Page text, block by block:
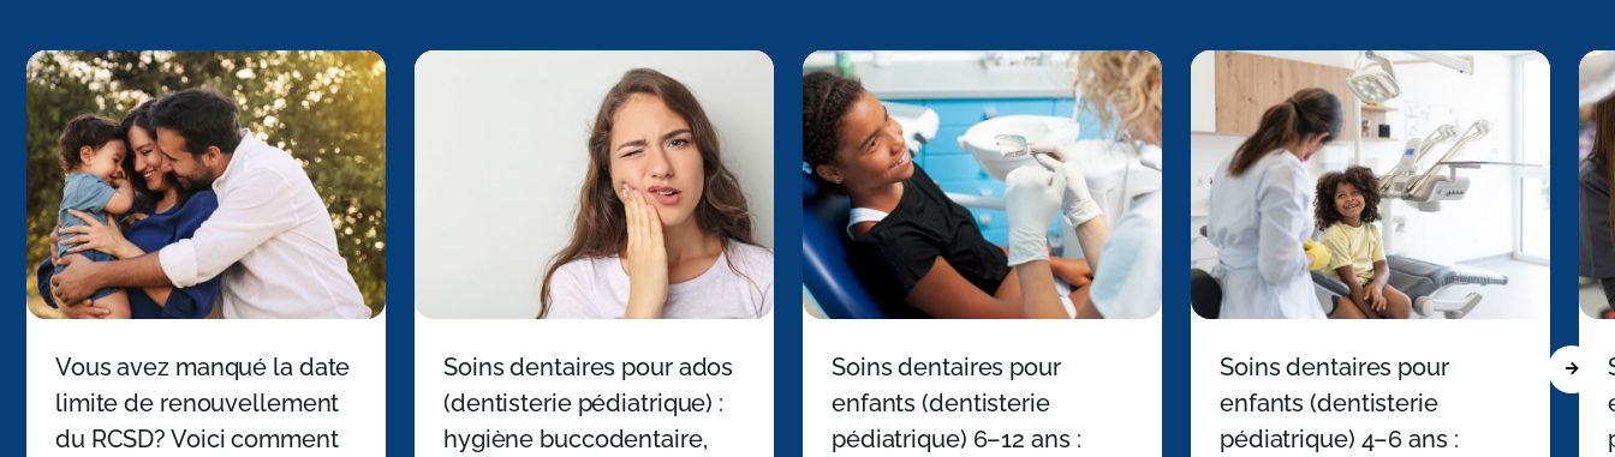
Next
Vous avez manqué la date
limite de renouvellement
du RCSD? Voici comment
Soins dentaires pour ados
(dentisterie pédiatrique) :
hygiène buccodentaire,
Soins dentaires pour
enfants (dentisterie
pédiatrique) 6–12 ans :
Soins dentaires pour
enfants (dentisterie
pédiatrique) 4–6 ans :